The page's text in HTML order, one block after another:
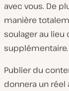
avec vous. De
manière
soulager au lieu
supplémentaire.
Publier du
donnera un réel